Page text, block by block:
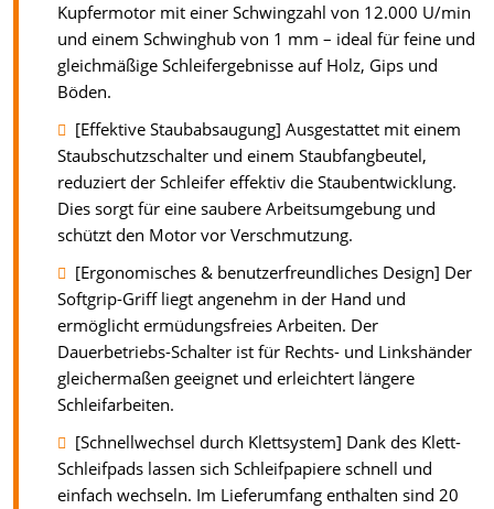
Kupfermotor mit einer Schwingzahl von 12.000 U/min
und einem Schwinghub von 1 mm – ideal für feine und
gleichmäßige Schleifergebnisse auf Holz, Gips und
Böden.
[Effektive Staubabsaugung] Ausgestattet mit einem
Staubschutzschalter und einem Staubfangbeutel,
reduziert der Schleifer effektiv die Staubentwicklung.
Dies sorgt für eine saubere Arbeitsumgebung und
schützt den Motor vor Verschmutzung.
[Ergonomisches & benutzerfreundliches Design] Der
Softgrip-Griff liegt angenehm in der Hand und
ermöglicht ermüdungsfreies Arbeiten. Der
Dauerbetriebs-Schalter ist für Rechts- und Linkshänder
gleichermaßen geeignet und erleichtert längere
Schleifarbeiten.
[Schnellwechsel durch Klettsystem] Dank des Klett-
Schleifpads lassen sich Schleifpapiere schnell und
einfach wechseln. Im Lieferumfang enthalten sind 20